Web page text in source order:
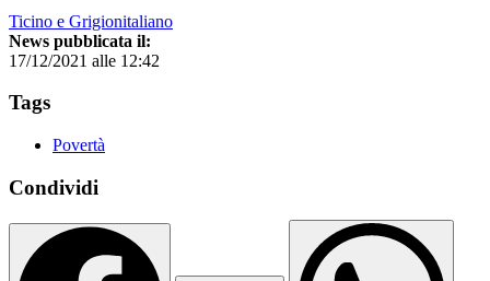
Ticino e Grigionitaliano
News pubblicata il:
17/12/2021 alle 12:42
Tags
Povertà
Condividi